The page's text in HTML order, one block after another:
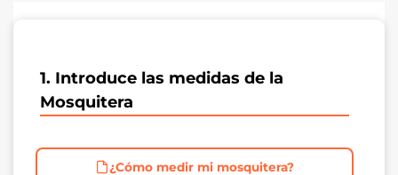
1. Introduce las medidas de la
Mosquitera
¿Cómo medir mi mosquitera?